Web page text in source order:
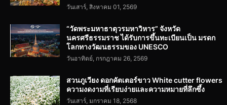
วันเสาร์, สิงหาคม 01, 2569
“วัดพระมหาธาตุวรมหาวิหาร” จังหวัด
นครศรีธรรมราช ได้รับการขึ้นทะเบียนเป็น มรดก
โลกทางวัฒนธรรมของ UNESCO
วันอาทิตย์, กรกฎาคม 26, 2569
สวนภูเวียง ดอกคัตเตอร์ขาว White cutter flowers
ความงดงามที่เรียบง่ายและความหมายที่ลึกซึ้ง
วันเสาร์, มกราคม 18, 2568